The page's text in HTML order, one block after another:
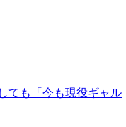
ても「今も現役ギャル